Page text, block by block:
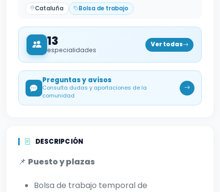
Cataluña Bolsa de trabajo
13
especialidades
Ver todas
Preguntas y avisos
Consulta dudas y aportaciones de la
comunidad
DESCRIPCIÓN
📌 Puesto y plazas
Bolsa de trabajo temporal de